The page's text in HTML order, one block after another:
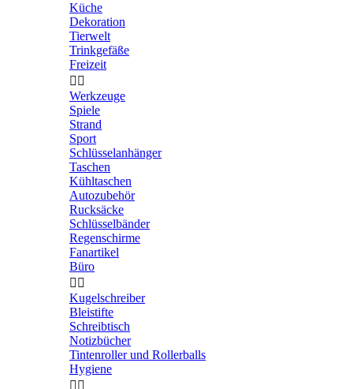
Küche
Dekoration
Tierwelt
Trinkgefäße
Freizeit
 
Werkzeuge
Spiele
Strand
Sport
Schlüsselanhänger
Taschen
Kühltaschen
Autozubehör
Rucksäcke
Schlüsselbänder
Regenschirme
Fanartikel
Büro
 
Kugelschreiber
Bleistifte
Schreibtisch
Notizbücher
Tintenroller und Rollerballs
Hygiene
 